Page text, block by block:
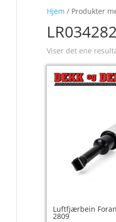
Hjem / Produkter
LR034282
Viser det ene
Luftfjærbein Foran
2809